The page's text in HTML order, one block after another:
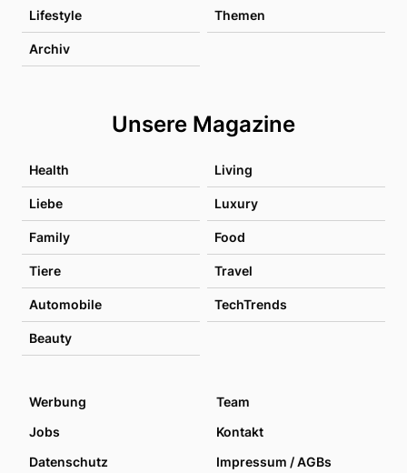
Lifestyle Themen
Archiv
Unsere Magazine
Health Living
Liebe Luxury
Family Food
Tiere Travel
Automobile TechTrends
Beauty
Werbung
Team
Jobs
Kontakt
Datenschutz
Impressum / AGBs